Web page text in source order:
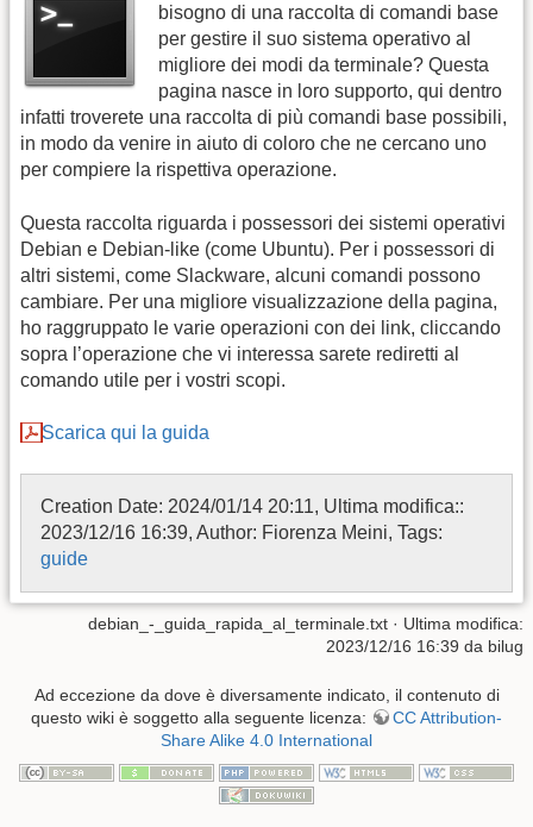
bisogno di una raccolta di comandi base
per gestire il suo sistema operativo al
migliore dei modi da terminale? Questa
pagina nasce in loro supporto, qui dentro
infatti troverete una raccolta di più comandi base possibili,
in modo da venire in aiuto di coloro che ne cercano uno
per compiere la rispettiva operazione.
Questa raccolta riguarda i possessori dei sistemi operativi
Debian e Debian-like (come Ubuntu). Per i possessori di
altri sistemi, come Slackware, alcuni comandi possono
cambiare. Per una migliore visualizzazione della pagina,
ho raggruppato le varie operazioni con dei link, cliccando
sopra l’operazione che vi interessa sarete rediretti al
comando utile per i vostri scopi.
Scarica qui la guida
Creation Date: 2024/01/14 20:11, Ultima modifica::
2023/12/16 16:39, Author: Fiorenza Meini, Tags:
guide
debian_-_guida_rapida_al_terminale.txt · Ultima modifica:
2023/12/16 16:39 da bilug
Ad eccezione da dove è diversamente indicato, il contenuto di
questo wiki è soggetto alla seguente licenza:
CC Attribution-
Share Alike 4.0 International